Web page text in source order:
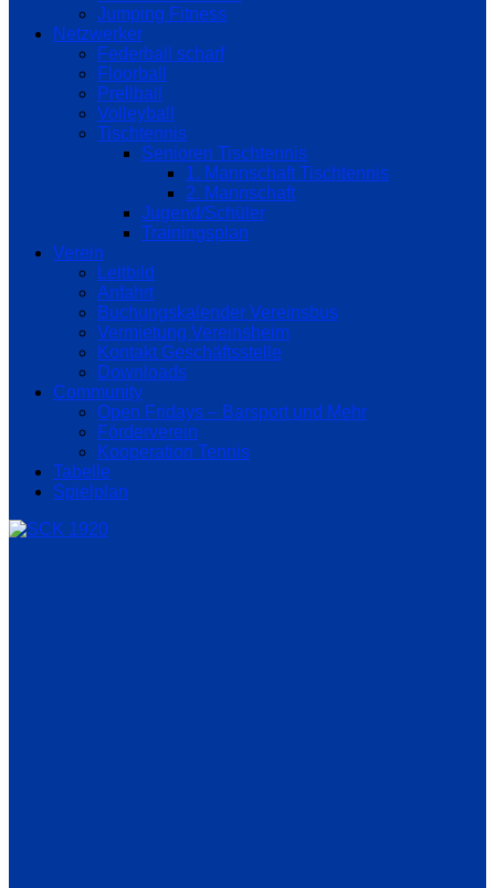
Jumping Fitness
Netzwerker
Federball scharf
Floorball
Prellball
Volleyball
Tischtennis
Senioren Tischtennis
1. Mannschaft Tischtennis
2. Mannschaft
Jugend/Schüler
Trainingsplan
Verein
Leitbild
Anfahrt
Buchungskalender Vereinsbus
Vermietung Vereinsheim
Kontakt Geschäftsstelle
Downloads
Community
Open Fridays – Barsport und Mehr
Förderverein
Kooperation Tennis
Tabelle
Spielplan